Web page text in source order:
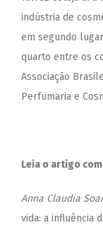
indústria de
em segundo
quarto entre os
Associação
Perfumaria e
Leia o artigo
Anna Claudia
vida: a influência